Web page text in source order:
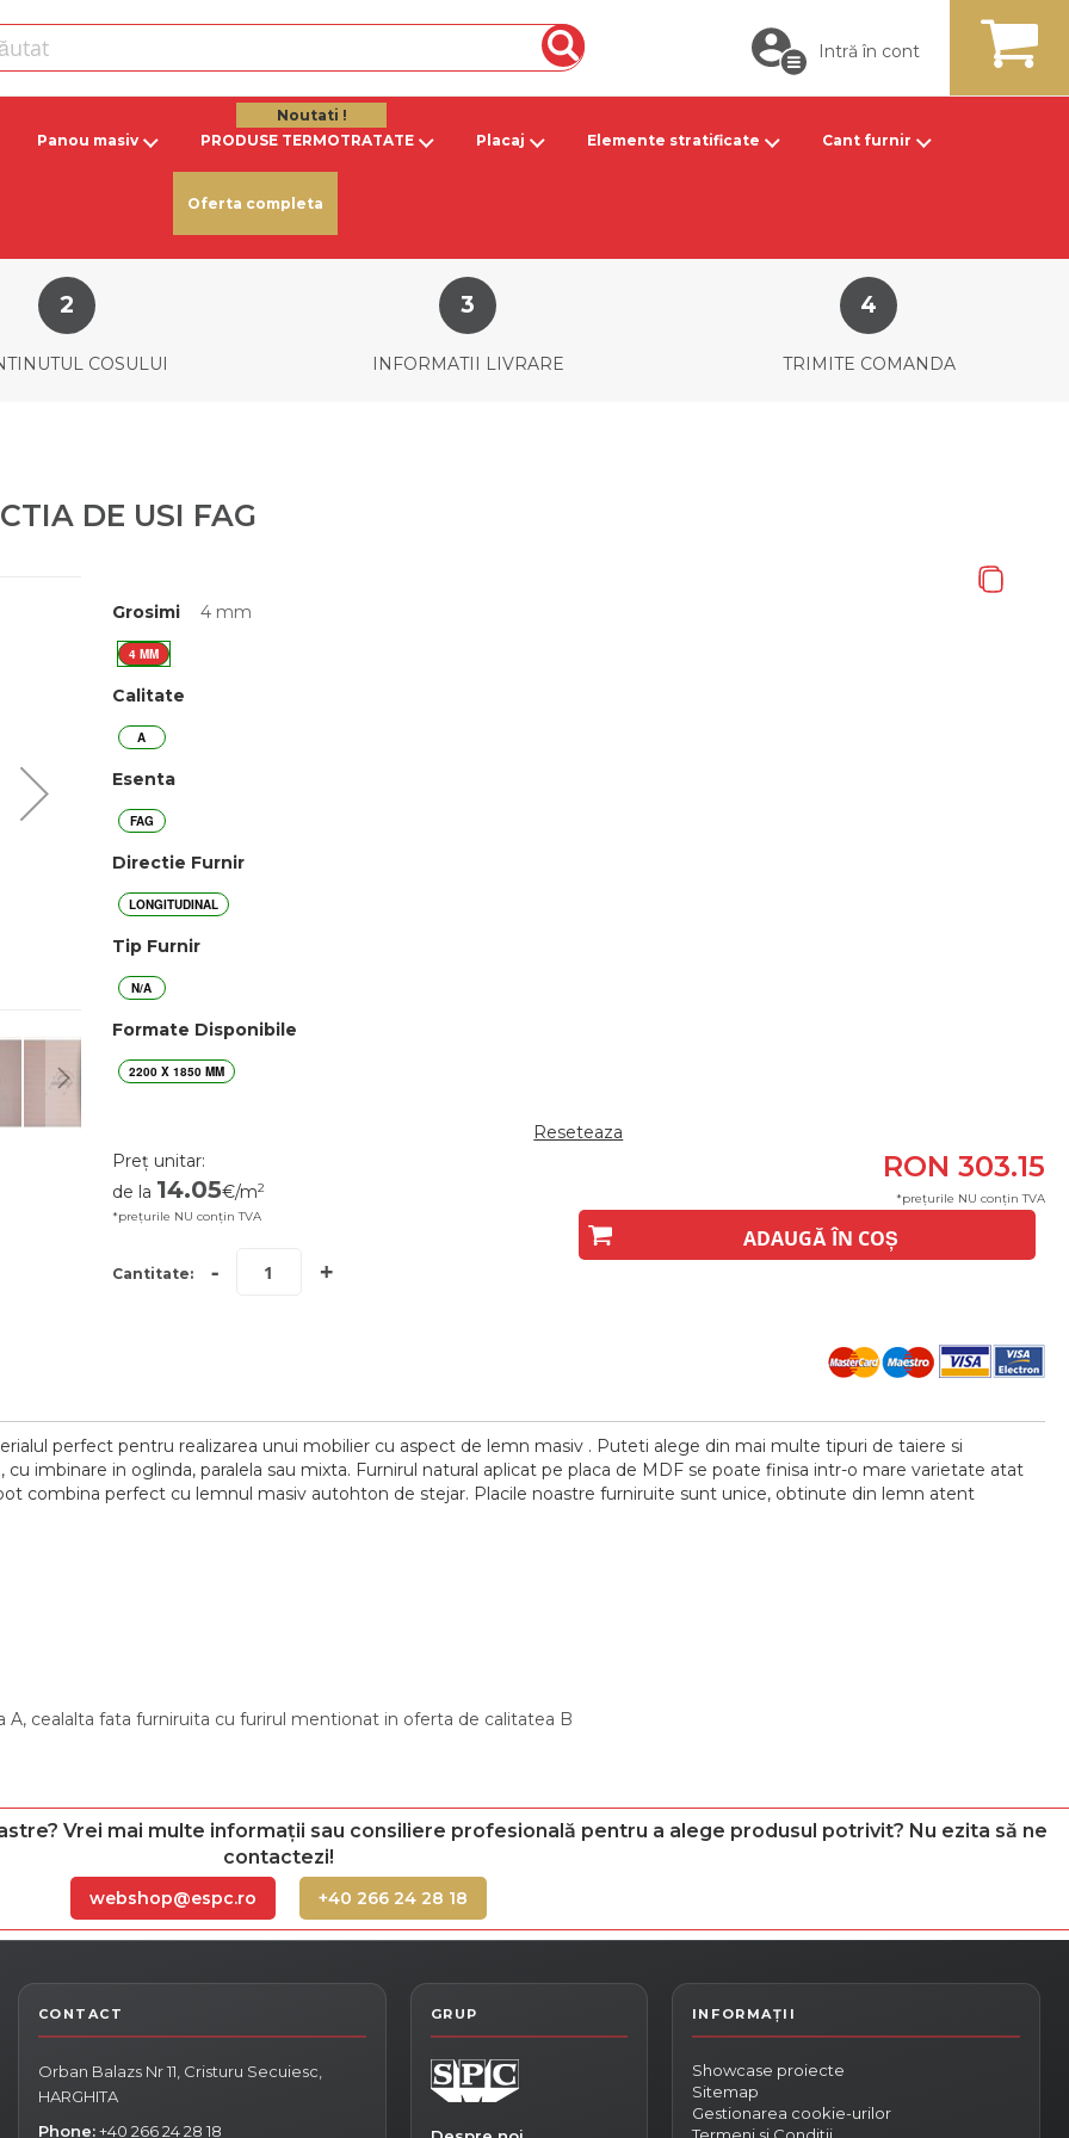
Intră în cont
Căutare
Panou masiv PRODUSE TERMOTRATATE
Noutati !
Placaj
Elemente stratificate Cant furnir
Oferta completa
COSULUI INFORMATII LIVRARE TRIMITE COMANDA
DE USI FAG
Grosimi 4 mm
4 MM
Calitate
A
Esenta
FAG
Directie Furnir
LONGITUDINAL
Tip Furnir
N/A
Formate Disponibile
2200 X 1850 MM
RON 303.15
*prețurile NU conțin TVA
Reseteaza
Preț unitar:
de la 14.05€/m2
*prețurile NU conțin TVA
Cantitate: - +
ADAUGĂ ÎN COȘ
perfect pentru realizarea unui mobilier cu aspect de lemn masiv . Puteti alege din mai multe tipuri de taiere si
imbinare in oglinda, paralela sau mixta. Furnirul natural aplicat pe placa de MDF se poate finisa intr-o mare varietate atat
combina perfect cu lemnul masiv autohton de stejar. Placile noastre furniruite sunt unice, obtinute din lemn atent
cealalta fata furniruita cu furirul mentionat in oferta de calitatea B
Vrei mai multe informații sau consiliere profesională pentru a alege produsul potrivit? Nu ezita să ne
contactezi!
webshop@espc.ro +40 266 24 28 18
Orban Balazs Nr 11, Cristuru Secuiesc,
HARGHITA
Phone: +40 266 24 28 18
Showcase proiecte
Sitemap
Gestionarea cookie-urilor